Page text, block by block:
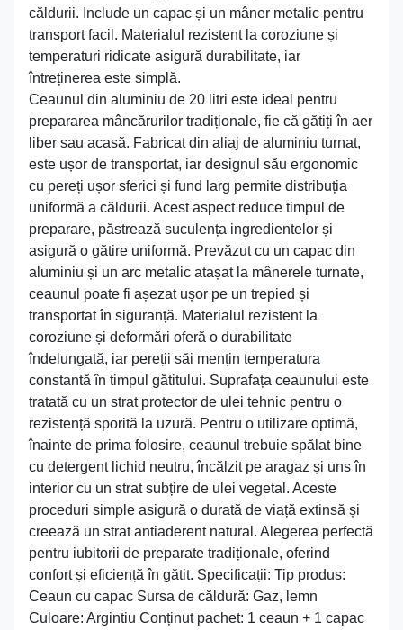
căldurii. Include un capac și un mâner metalic pentru
transport facil. Materialul rezistent la coroziune și
temperaturi ridicate asigură durabilitate, iar
întreținerea este simplă.
Ceaunul din aluminiu de 20 litri este ideal pentru
prepararea mâncărurilor tradiționale, fie că gătiți în aer
liber sau acasă. Fabricat din aliaj de aluminiu turnat,
este ușor de transportat, iar designul său ergonomic
cu pereți ușor sferici și fund larg permite distribuția
uniformă a căldurii. Acest aspect reduce timpul de
preparare, păstrează suculența ingredientelor și
asigură o gătire uniformă. Prevăzut cu un capac din
aluminiu și un arc metalic atașat la mânerele turnate,
ceaunul poate fi așezat ușor pe un trepied și
transportat în siguranță. Materialul rezistent la
coroziune și deformări oferă o durabilitate
îndelungată, iar pereții săi mențin temperatura
constantă în timpul gătitului. Suprafața ceaunului este
tratată cu un strat protector de ulei tehnic pentru o
rezistență sporită la uzură. Pentru o utilizare optimă,
înainte de prima folosire, ceaunul trebuie spălat bine
cu detergent lichid neutru, încălzit pe aragaz și uns în
interior cu un strat subțire de ulei vegetal. Aceste
proceduri simple asigură o durată de viață extinsă și
creează un strat antiaderent natural. Alegerea perfectă
pentru iubitorii de preparate tradiționale, oferind
confort și eficiență în gătit. Specificații: Tip produs:
Ceaun cu capac Sursa de căldură: Gaz, lemn
Culoare: Argintiu Conținut pachet: 1 ceaun + 1 capac